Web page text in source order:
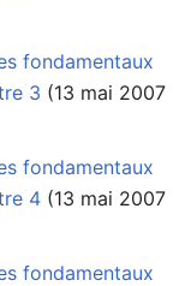
fondamentaux
3
fondamentaux
4
fondamentaux